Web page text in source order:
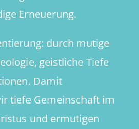
Erneuerung.
durch mutige
geistliche Tiefe
Damit
tiefe Gemeinschaft im
und ermutigen